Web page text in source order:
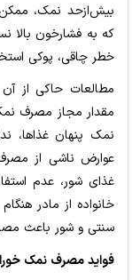
بیش‌ازحد نمک، ممکن
که به فشارخون بالا
خطر چاقی، پوکی
مطالعات حاکی از
مقدار مجاز مصرف
نمک پنهان غذاها،
عوارض ناشی از
غذای شور، عدم
خانواده از مادر
سنتی و شور باعث
فواید مصرف نمک